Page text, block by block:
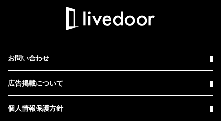
お問い合わせ
広告掲載について
個人情報保護方針